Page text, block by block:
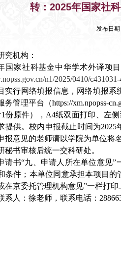
转：2025年国家社
发布日
究机构：
国家社科基金中华学术外译项
n1/2025/0410/
实行网络填报信息，网络填报系
务管理平台（https://xm.npopss-
份原件），A4纸双面打印、左
提供。校内申报截止时间为
报意见的老师请以学院为单位将
秘书审核后统一交科研处。
请书“九、申请人所在单位意见
条件；本单位同意承担本项目的
在京委托管理机构意见”一栏打印
系人：徐老师，联系电话：